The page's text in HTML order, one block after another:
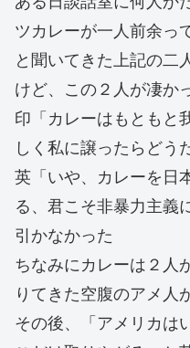
ツカレーが一人前余っ
と聞いてきた上記の二
けど、この２人が凄か
印「カレーはもともと
しく私に譲ったらどう
英「いや、カレーを日
る、君こそ非暴力主義
引かなかった
ちなみにカレーは２人
りてきた空腹のアメ人
その後、「アメリカは